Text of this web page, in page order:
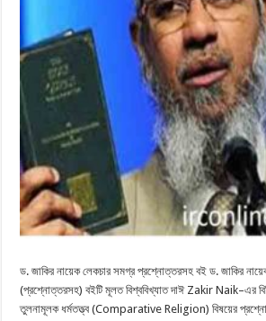
ড. জাকির নায়েক লেকচার সমগ্র প্রশ্নোত্তরসহ বই ড. জাকির
(প্রশ্নোত্তরসহ) বইটি মূলত বিশ্ববিখ্যাত দাঈ Zakir Naik–এর
তুলনামূলক ধর্মতত্ত্ব (Comparative Religion) বিষয়ের